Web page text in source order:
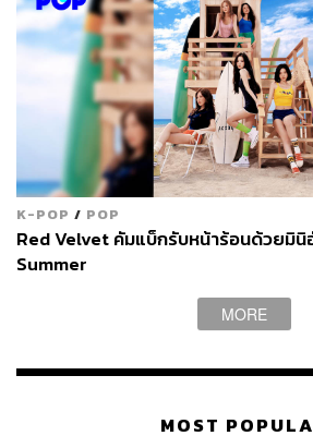
K-POP / POP
Red Velvet คัมแบ็กรับหน้าร้อนด้วยมิ
Summer
MORE
MOST